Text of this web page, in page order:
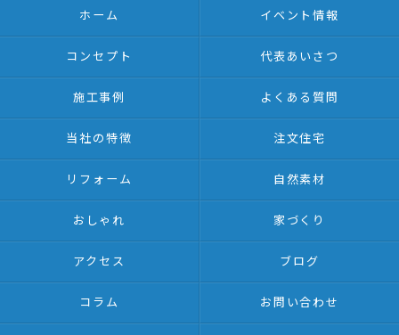
ホーム イベント情報
コンセプト 代表あいさつ
施工事例 よくある質問
当社の特徴 注文住宅
リフォーム 自然素材
おしゃれ 家づくり
アクセス ブログ
コラム お問い合わせ